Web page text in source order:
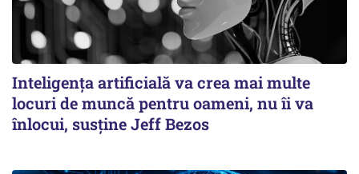
Inteligența artificială va crea mai multe
locuri de muncă pentru oameni, nu îi va
înlocui, susține Jeff Bezos